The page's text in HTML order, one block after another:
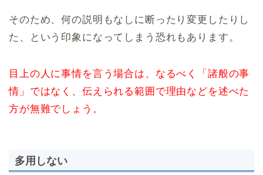
そのため、何の説明もなしに断ったり変更したりし
た、という印象になってしまう恐れもあります。
目上の人に事情を言う場合は、なるべく「諸般の事
情」ではなく、伝えられる範囲で理由などを述べた
方が無難でしょう。
多用しない